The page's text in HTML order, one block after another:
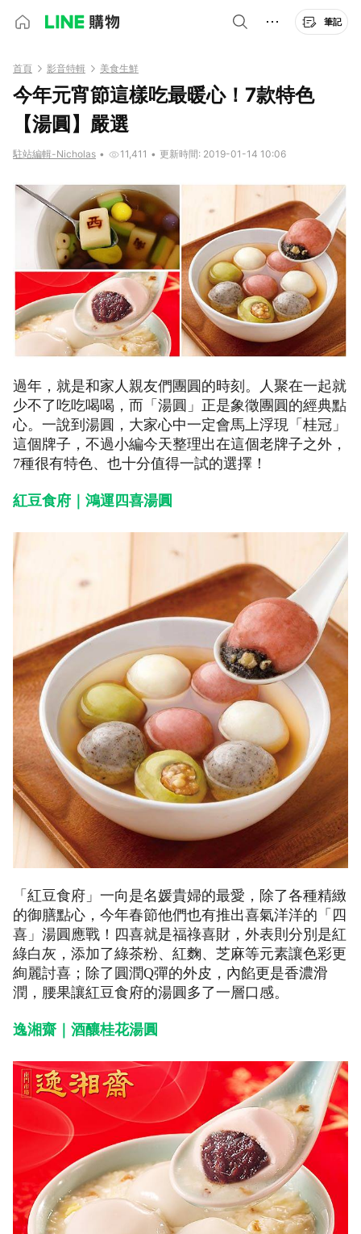
筆記
首頁 影音特輯 美食生鮮
今年元宵節這樣吃最暖心！7款特色
【湯圓】嚴選
駐站編輯-Nicholas • 11,411 • 更新時間: 2019-01-14 10:06
過年，就是和家人親友們團圓的時刻。人聚在一起就
少不了吃吃喝喝，而「湯圓」正是象徵團圓的經典點
心。一說到湯圓，大家心中一定會馬上浮現「桂冠」
這個牌子，不過小編今天整理出在這個老牌子之外，
7種很有特色、也十分值得一試的選擇！
紅豆食府｜鴻運四喜湯圓
「紅豆食府」一向是名媛貴婦的最愛，除了各種精緻
的御膳點心，今年春節他們也有推出喜氣洋洋的「四
喜」湯圓應戰！四喜就是福祿喜財，外表則分別是紅
綠白灰，添加了綠茶粉、紅麴、芝麻等元素讓色彩更
絢麗討喜；除了圓潤Q彈的外皮，內餡更是香濃滑
潤，腰果讓紅豆食府的湯圓多了一層口感。
逸湘齋｜酒釀桂花湯圓